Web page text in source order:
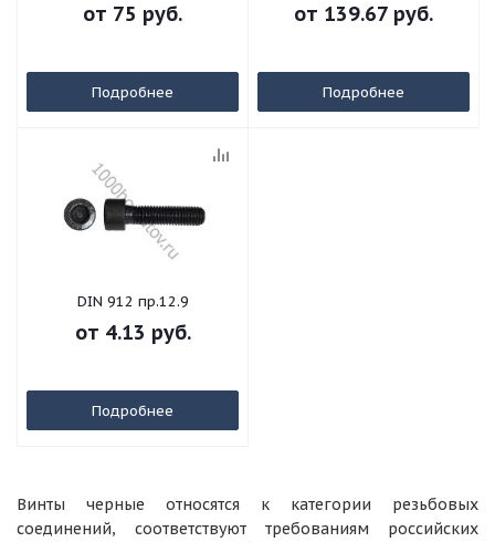
от 75 руб.
Подробнее
от 139.67 руб.
Подробнее
DIN 912 пр.12.9
от 4.13 руб.
Подробнее
Винты черные относятся к категории резьбовых
соединений, соответствуют требованиям российских